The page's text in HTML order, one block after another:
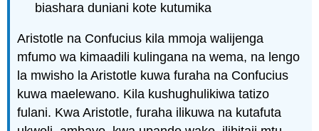
biashara duniani kote kutumika
Aristotle na Confucius kila mmoja walijenga
mfumo wa kimaadili kulingana na wema, na lengo
la mwisho la Aristotle kuwa furaha na Confucius
kuwa maelewano. Kila kushughulikiwa tatizo
fulani. Kwa Aristotle, furaha ilikuwa na kutafuta